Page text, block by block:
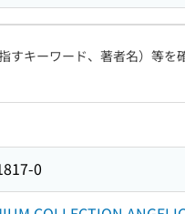
キーワード、著者名）等を
0